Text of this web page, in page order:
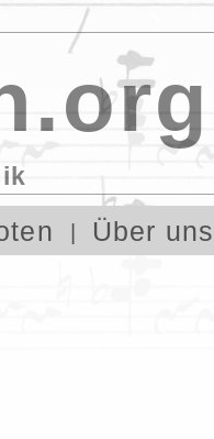
Über uns